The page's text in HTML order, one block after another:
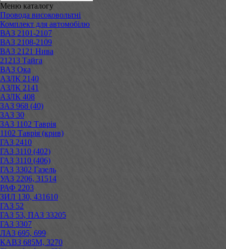
Меню каталогу
Провода високовольтні
Комплект для автомобілю
ВАЗ 2101-2107
ВАЗ 2108-2109
ВАЗ 2121 Нива
21213 Тайга
ВАЗ Ока
АЗЛК 2140
АЗЛК 2141
АЗЛК 408
ЗАЗ 968 (40)
ЗАЗ 30
ЗАЗ 1102 Таврія
1102 Таврія (крив)
ГАЗ 2410
ГАЗ 3110 (402)
ГАЗ 3110 (406)
ГАЗ 3302 Газель
УАЗ 2206, 31514
РАФ 2203
ЗИЛ 130, 431610
ГАЗ 52
ГАЗ 53, ПАЗ 33205
ГАЗ 3307
ЛАЗ 695, 699
КАВЗ 685М, 3270